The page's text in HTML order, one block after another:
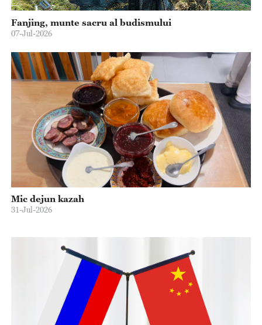
Fanjing, munte sacru al budismului
07-Jul-2026
Mic dejun kazah
31-Jul-2026